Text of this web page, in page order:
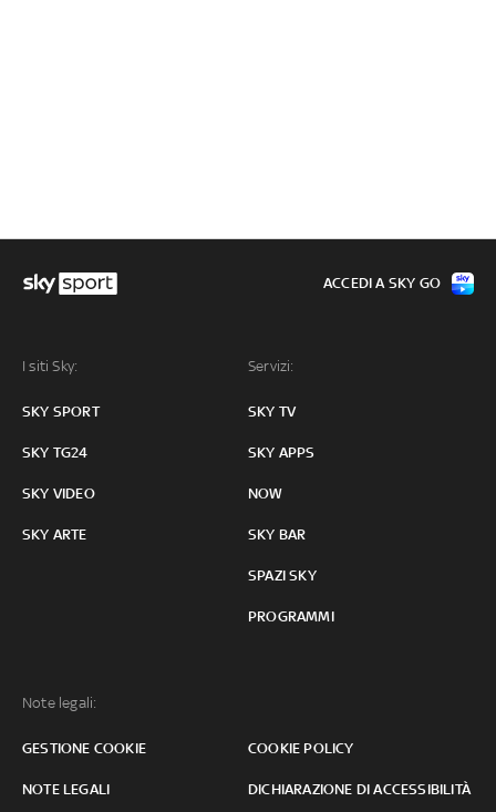
I siti Sky:
SKY SPORT
SKY TG24
SKY VIDEO
SKY ARTE
Servizi:
SKY TV
SKY APPS
NOW
SKY BAR
SPAZI SKY
PROGRAMMI
Note legali:
GESTIONE COOKIE COOKIE POLICY
NOTE LEGALI DICHIARAZIONE DI ACCESSIBILITÀ
ACCEDI A SKY GO